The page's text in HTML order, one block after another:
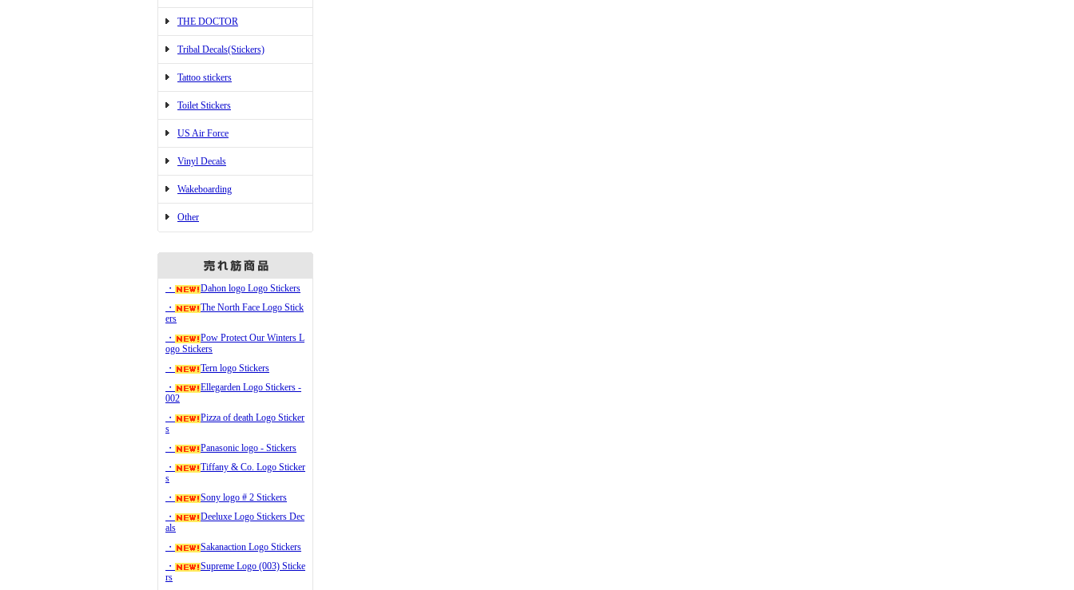
THE DOCTOR
Tribal Decals(Stickers)
Tattoo stickers
Toilet Stickers
US Air Force
Vinyl Decals
Wakeboarding
Other
・
Dahon logo Logo Stickers
・
The North Face Logo Stick
ers
・
Pow Protect Our Winters L
ogo Stickers
・
Tern logo Stickers
・
Ellegarden Logo Stickers -
002
・
Pizza of death Logo Sticker
s
・
Panasonic logo - Stickers
・
Tiffany & Co. Logo Sticker
s
・
Sony logo # 2 Stickers
・
Deeluxe Logo Stickers Dec
als
・
Sakanaction Logo Stickers
・
Supreme Logo (003) Sticke
rs